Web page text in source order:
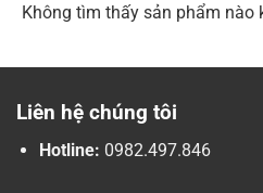
Không tìm thấy sản phẩm nào
Liên hệ chúng tôi
Hotline: 0982.497.846